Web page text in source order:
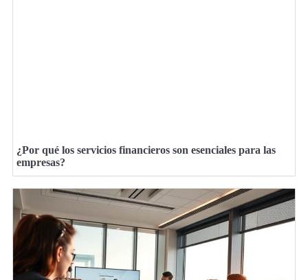
¿Por qué los servicios financieros son esenciales para las
empresas?